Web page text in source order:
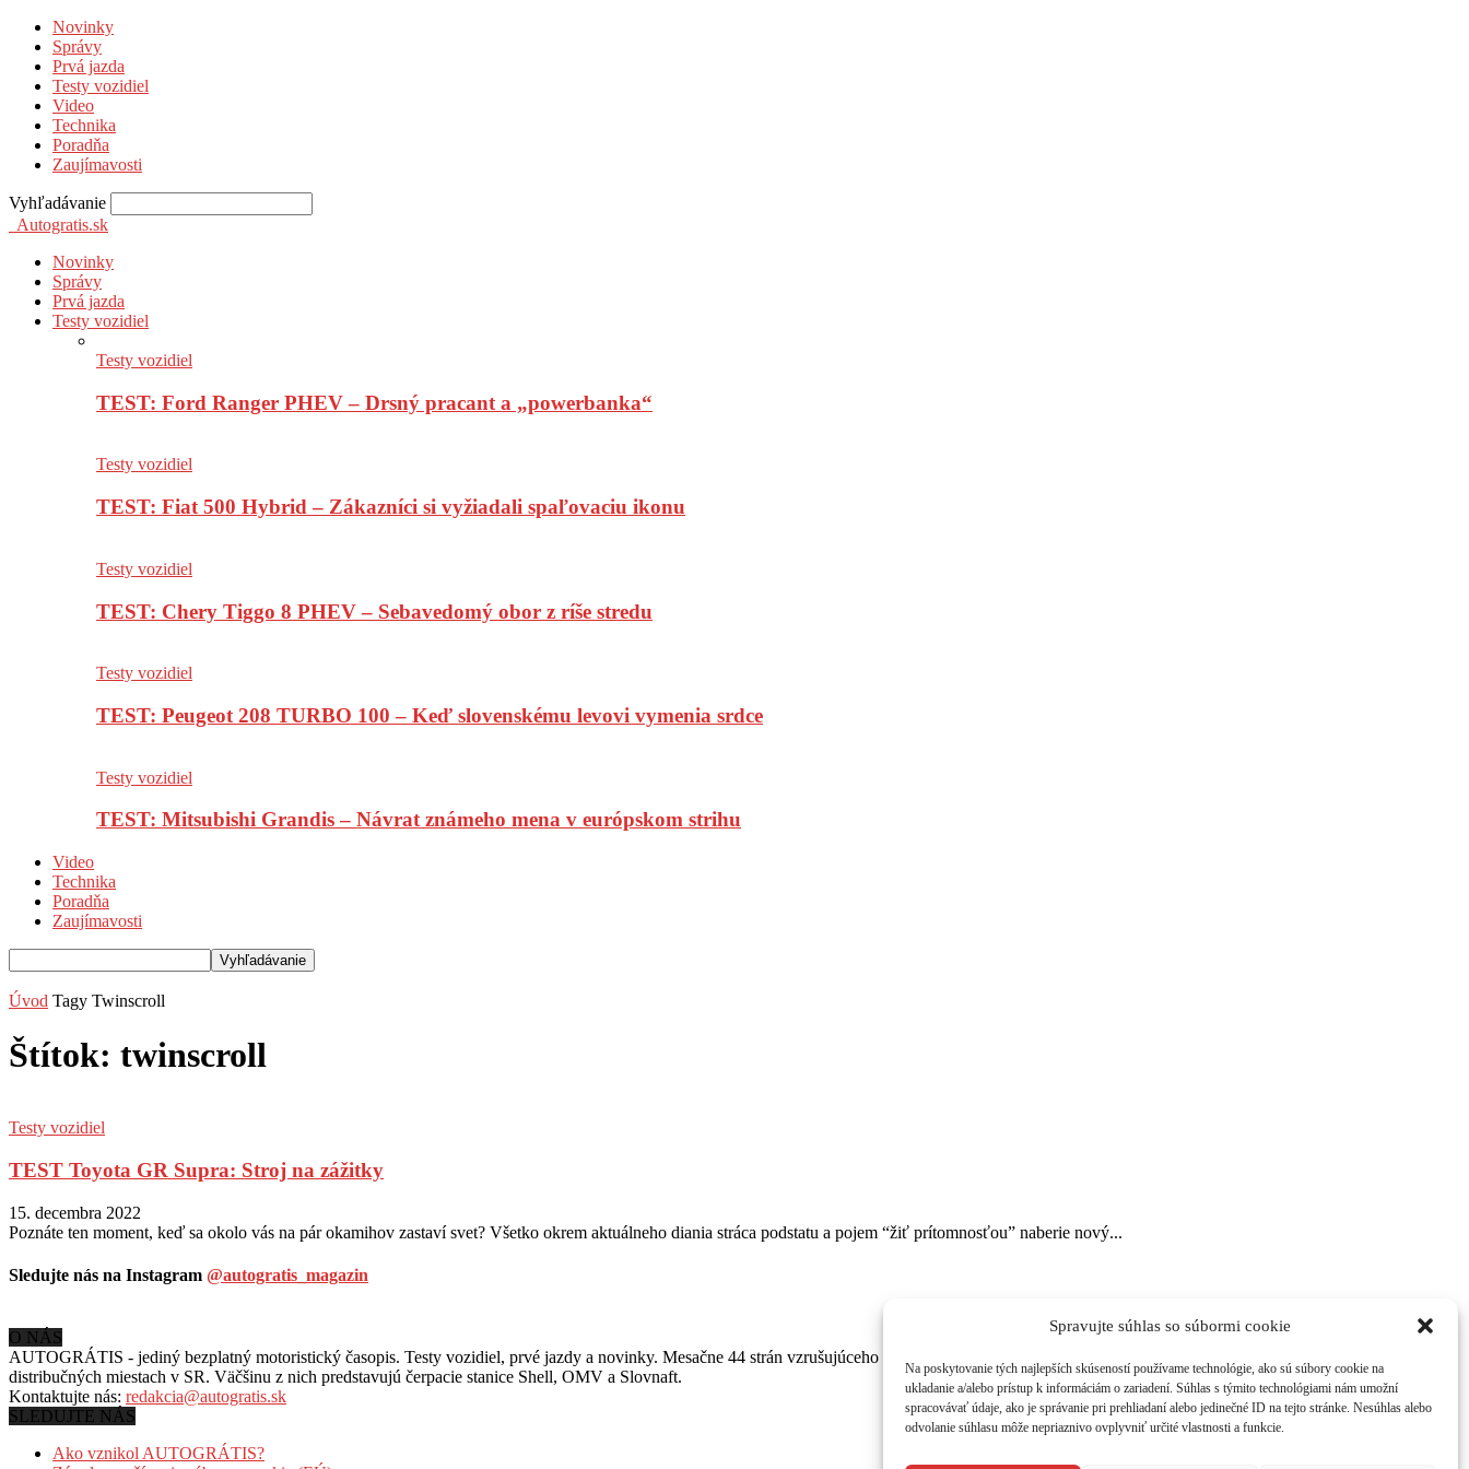
Spravujte súhlas so súbormi cookie
Na poskytovanie tých najlepších skúseností používame technológie, ako sú súbory cookie na
ukladanie a/alebo prístup k informáciám o zariadení. Súhlas s týmito technológiami nám umožní
spracovávať údaje, ako je správanie pri prehliadaní alebo jedinečné ID na tejto stránke. Nesúhlas alebo
odvolanie súhlasu môže nepriaznivo ovplyvniť určité vlastnosti a funkcie.
Novinky
Správy
Prvá jazda
Testy vozidiel
Video
Technika
Poradňa
Zaujímavosti
Vyhľadávanie
Autogratis.sk
Novinky
Správy
Prvá jazda
Testy vozidiel
Testy vozidiel
TEST: Ford Ranger PHEV – Drsný pracant a „powerbanka“
Testy vozidiel
TEST: Fiat 500 Hybrid – Zákazníci si vyžiadali spaľovaciu ikonu
Testy vozidiel
TEST: Chery Tiggo 8 PHEV – Sebavedomý obor z ríše stredu
Testy vozidiel
TEST: Peugeot 208 TURBO 100 – Keď slovenskému levovi vymenia srdce
Testy vozidiel
TEST: Mitsubishi Grandis – Návrat známeho mena v európskom strihu
Video
Technika
Poradňa
Zaujímavosti
Úvod Tagy Twinscroll
Štítok: twinscroll
Testy vozidiel
TEST Toyota GR Supra: Stroj na zážitky
15. decembra 2022
Poznáte ten moment, keď sa okolo vás na pár okamihov zastaví svet? Všetko okrem aktuálneho diania stráca podstatu a pojem “žiť prítomnosťou” naberie nový...
Sledujte nás na Instagram @autogratis_magazin
O NÁS
AUTOGRÁTIS - jediný bezplatný motoristický časopis. Testy vozidiel, prvé jazdy a novinky. Mesačne 44 strán vzrušujúceho čítania o autách v
distribučných miestach v SR. Väčšinu z nich predstavujú čerpacie stanice Shell, OMV a Slovnaft.
Kontaktujte nás: redakcia@autogratis.sk
SLEDUJTE NÁS
Ako vznikol AUTOGRÁTIS?